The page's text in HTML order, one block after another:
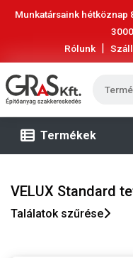
Munkatársaink hétköznap
3000
Rólunk |
Termékek
VELUX Standard
Találatok szűrése